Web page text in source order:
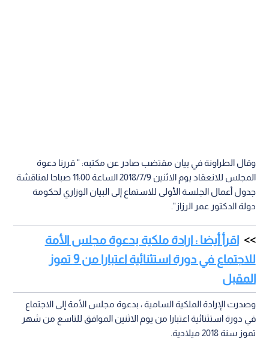
وقال الطراونة في بيان مقتضب صادر عن مكتبه: " قررنا دعوة
المجلس للانعقاد يوم الاثنين 2018/7/9 الساعة 11:00 صباحا لمناقشة
جدول أعمال الجلسة الأولى للاستماع إلى البيان الوزاري لحكومة
دولة الدكتور عمر الرزاز".
اقرأ أيضا : ارادة ملكية بدعوة مجلس الأمة
للاجتماع في دورة استثنائية اعتبارا من 9 تموز
المقبل
وصدرت الإرادة الملكية السامية ، بدعوة مجلس الأمة إلى الاجتماع
في دورة استثنائية اعتبارا من يوم الاثنين الموافق للتاسع من شهر
تموز سنة 2018 ميلادية.